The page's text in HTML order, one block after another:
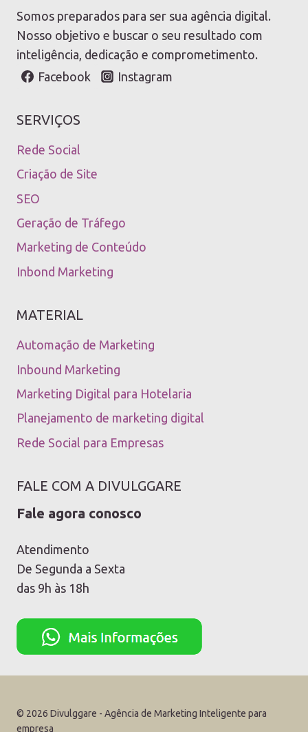
Somos preparados para ser sua agência digital.
Nosso objetivo e buscar o seu resultado com
inteligência, dedicação e comprometimento.
Facebook
Instagram
SERVIÇOS
Rede Social
Criação de Site
SEO
Geração de Tráfego
Marketing de Conteúdo
Inbond Marketing
MATERIAL
Automação de Marketing
Inbound Marketing
Marketing Digital para Hotelaria
Planejamento de marketing digital
Rede Social para Empresas
FALE COM A DIVULGGARE
Fale agora conosco
Atendimento
De Segunda a Sexta
das 9h às 18h
© 2026 Divulggare - Agência de Marketing Inteligente para
empresa